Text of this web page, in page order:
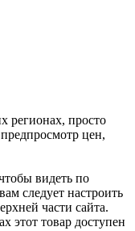
регионах, просто
цен,
видеть по
следует настроить
части сайта.
этот товар доступен